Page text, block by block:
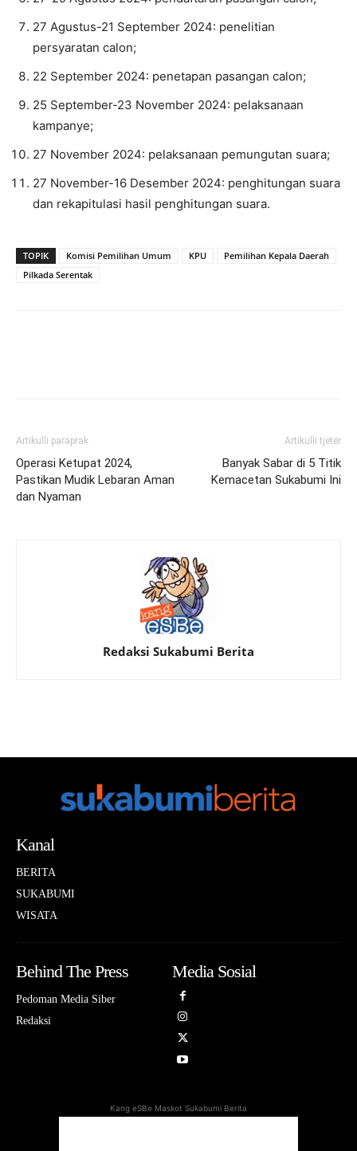
27 Agustus-21 September 2024: penelitian
persyaratan calon;
22 September 2024: penetapan pasangan calon;
25 September-23 November 2024: pelaksanaan
kampanye;
27 November 2024: pelaksanaan pemungutan suara;
27 November-16 Desember 2024: penghitungan suara
dan rekapitulasi hasil penghitungan suara.
TOPIK Komisi Pemilihan Umum KPU
Pemilihan Kepala Daerah
Pilkada Serentak
Artikulli paraprak
Operasi Ketupat 2024,
Pastikan Mudik Lebaran Aman
dan Nyaman
Artikulli tjetër
Banyak Sabar di 5 Titik
Kemacetan Sukabumi Ini
Redaksi Sukabumi Berita
Kanal
BERITA
SUKABUMI
WISATA
Behind The Press
Pedoman Media Siber
Redaksi
Media Sosial
Kang eSBe Maskot Sukabumi Berita